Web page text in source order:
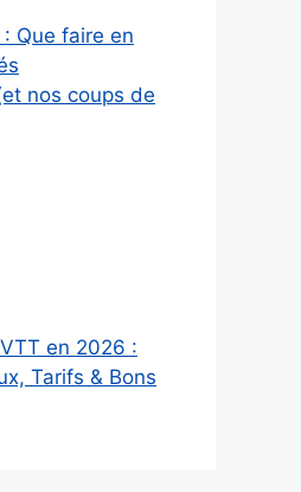
Que faire en
nos coups de
en 2026 :
Tarifs & Bons